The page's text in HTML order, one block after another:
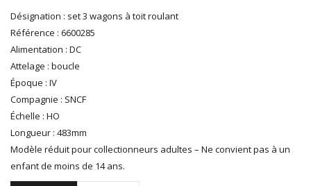
PIKO
PRINCE AUGUST
RÉGIONS ET COMPAGNIES
ROCO
ROTOMAGUS
Désignation : set 3 wagons à toit roulant
Référence : 6600285
Alimentation : DC
Attelage : boucle
Époque : IV
Compagnie : SNCF
Échelle : HO
Longueur : 483mm
Modèle réduit pour collectionneurs adultes – Ne convient pas à un
enfant de moins de 14 ans.